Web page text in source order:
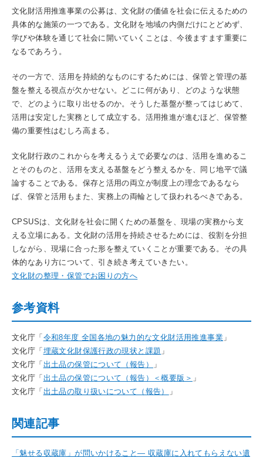
文化財活用推進事業の公募は、文化財の価値を社会に伝えるための
具体的な施策の一つである。文化財を地域の内側だけにとどめず、
学びや体験を通じて社会に開いていくことは、今後ますます重要に
なるであろう。
その一方で、活用を持続的なものにするためには、保管と管理の基
盤を整える視点が欠かせない。どこに何があり、どのような状態
で、どのように取り出せるのか。そうした基盤が整ってはじめて、
活用は安定した実務として成立する。活用推進が進むほど、保管整
備の重要性はむしろ高まる。
文化財行政のこれからを考えるうえで必要なのは、活用を進めるこ
とそのものと、活用を支える基盤をどう整えるかを、同じ地平で議
論することである。保存と活用の両立が制度上の理念であるなら
ば、保管と活用もまた、実務上の両輪として扱われるべきである。
CPSUSは、文化財を社会に開くための基盤を、現場の実務から支
える立場にある。文化財の活用を持続させるためには、役割を分担
しながら、現場に合った形を整えていくことが重要である。その具
体的なあり方について、引き続き考えていきたい。
文化財の整理・保管でお困りの方へ
参考資料
文化庁「 令和8年度 全国各地の魅力的な文化財活用推進事業」
文化庁「 埋蔵文化財保護行政の現状と課題 」
文化庁「 出土品の保管について（報告）
」
文化庁「 出土品の保管について（報告）＜概要版＞ 」
文化庁「 出土品の取り扱いについて（報告） 」
関連記事
「魅せる収蔵庫」が問いかけること― 収蔵庫に入れてもらえない遺